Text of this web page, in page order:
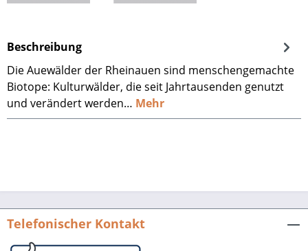
Beschreibung
Die Auewälder der Rheinauen sind menschengemachte
Biotope: Kulturwälder, die seit Jahrtausenden genutzt
und verändert werden… Mehr
Telefonischer Kontakt